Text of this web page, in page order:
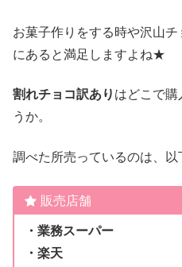
お菓子作りをする時や沢山
にあると満足しますよね★
割れチョコ訳あり はどこで購
うか。
調べた所売っているのは、以
販売店舗
・業務スーパー
・楽天